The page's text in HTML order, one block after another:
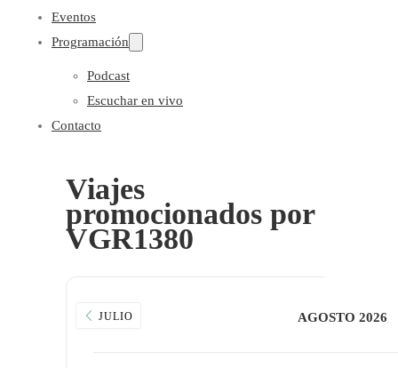
Eventos
Programación
Podcast
Escuchar en vivo
Contacto
Viajes
promocionados por
VGR1380
JULIO AGOSTO 2026